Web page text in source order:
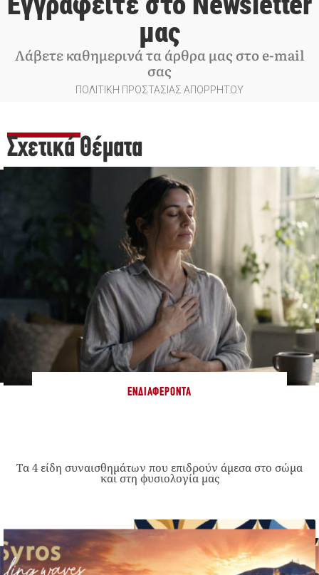
μας
Λάβετε καθημερινά τα άρθρα μας στο e-mail
σας
ΠΟΛΙΤΙΚΗ ΠΡΟΣΤΑΣΙΑΣ ΑΠΟΡΡΗΤΟΥ
Σχετικά Θέματα
ΕΝΔΙΑΦΈΡΟΝΤΑ
Τα 4 είδη συναισθημάτων που επιδρούν άμεσα στο σώμα
και στη φυσιολογία μας